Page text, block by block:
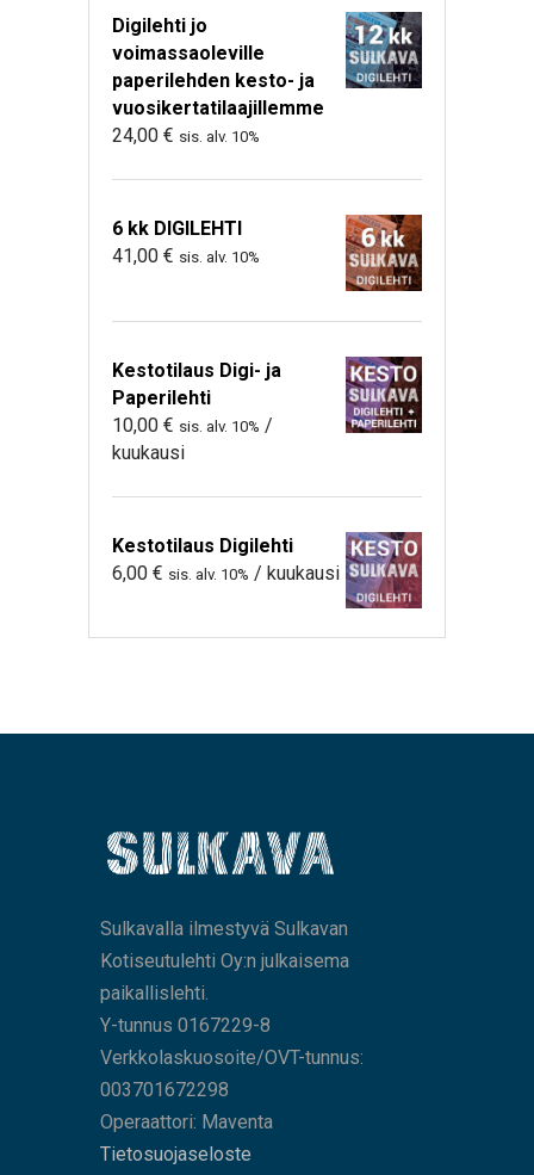
Digilehti jo
voimassaoleville
paperilehden kesto- ja
vuosikertatilaajillemme
24,00 € sis. alv. 10%
6 kk DIGILEHTI
41,00 € sis. alv. 10%
Kestotilaus Digi- ja
Paperilehti
10,00 € sis. alv. 10% /
kuukausi
Kestotilaus Digilehti
6,00 € sis. alv. 10% / kuukausi
Sulkavalla ilmestyvä Sulkavan
Kotiseutulehti Oy:n julkaisema
paikallislehti.
Y-tunnus 0167229-8
Verkkolaskuosoite/OVT-tunnus:
003701672298
Operaattori: Maventa
Tietosuojaseloste